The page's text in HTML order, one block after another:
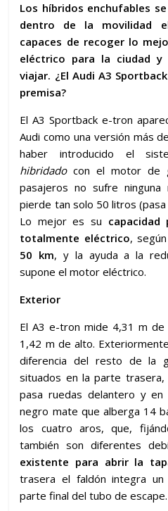
Los híbridos enchufables
dentro de la movilidad
capaces de recoger lo
eléctrico para la ciudad
viajar. ¿El Audi A3
premisa?
El A3 Sportback e-tron
Audi como una versión más
haber introducido el
hibridadocon el motor de
pasajeros no sufre
pierde tan solo 50 litros
Lo mejor es su
totalmente eléctrico,
50 km, y la ayuda a la
supone el motor eléctrico.
Exterior
El A3 e-tron mide 4,31 m
1,42 m de alto.
diferencia del resto de la
situados en la parte
pasa ruedas delantero y en
negro mate que alberga 14
los cuatro aros, que,
también son diferentes
existente para abrir la
trasera el faldón integra
parte final del tubo de escape.